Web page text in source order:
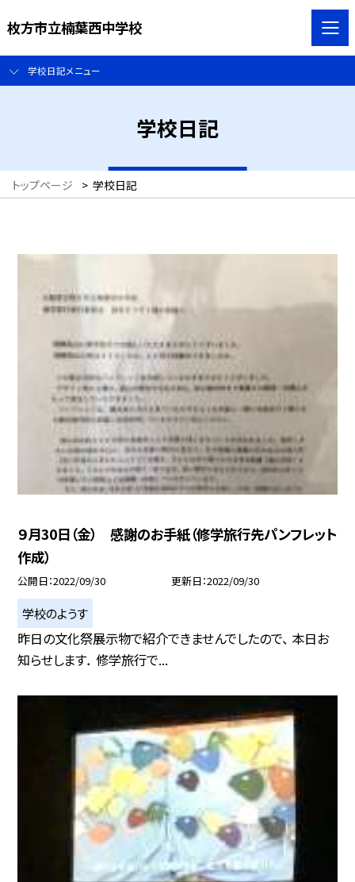
枚方市立楠葉西中学校
学校日記メニュー
学校日記
トップページ > 学校日記
９月30日（金） 感謝のお手紙（修学旅行先パンフレット
作成）
公開日 2022/09/30 更新日 2022/09/30
学校のようす
昨日の文化祭展示物で紹介できませんでしたので、 本日お
知らせします． 修学旅行で...